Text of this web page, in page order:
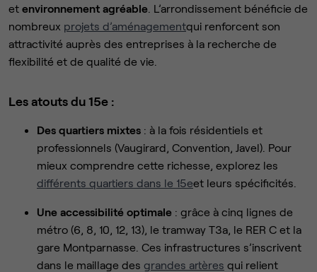
et environnement agréable . L’arrondissement bénéficie de
nombreux projets d’aménagementqui renforcent son
attractivité auprès des entreprises à la recherche de
flexibilité et de qualité de vie.
Les atouts du 15e :
Des quartiers mixtes : à la fois résidentiels et
professionnels (Vaugirard, Convention, Javel). Pour
mieux comprendre cette richesse, explorez les
différents quartiers dans le 15eet leurs spécificités.
Une accessibilité optimale : grâce à cinq lignes de
métro (6, 8, 10, 12, 13), le tramway T3a, le RER C et la
gare Montparnasse. Ces infrastructures s’inscrivent
dans le maillage des grandes artères qui relient